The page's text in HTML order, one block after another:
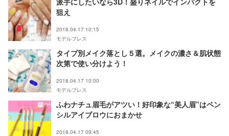
狙え
2018.04.17 10:15
モデルプレス
タイプ別メイク落とし５選。メイクの濃さ＆肌状態
次第で使い分けよう！
2018.04.17 10:00
モデルプレス
ふわナチュ眉毛がアツい！好印象な“美人眉”はペン
シルアイブロウにおまかせ
2018.04.17 09:45